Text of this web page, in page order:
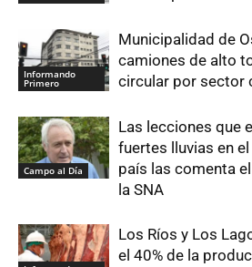
Informando
Primero
Municipalidad de
camiones de alto
circular por sector
Campo al Día
Las lecciones que
fuertes lluvias en
país las comenta
la SNA
Los Ríos y Los
el 40% de la